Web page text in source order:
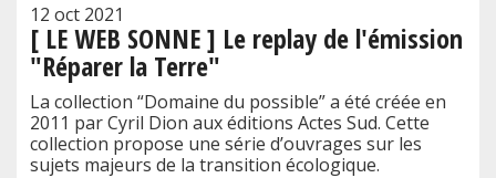
12 oct 2021
[ LE WEB SONNE ] Le replay de l'émission
"Réparer la Terre"
La collection “Domaine du possible” a été créée en
2011 par Cyril Dion aux éditions Actes Sud. Cette
collection propose une série d’ouvrages sur les
sujets majeurs de la transition écologique.